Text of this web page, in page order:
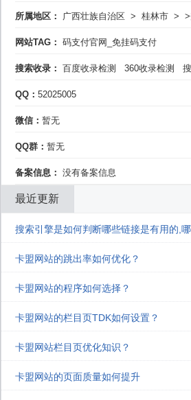
所属地区： 广西壮族自治区 > 桂林市 >
网站TAG： 码支付官网_免挂码支付
搜索收录： 百度收录检测 360收录检测
QQ： 52025005
微信： 暂无
QQ群： 暂无
备案信息： 没有备案信息
最近更新
搜索引擎是如何判断哪些链接是有用的,
卡盟网站的跳出率如何优化？
卡盟网站的程序如何选择？
卡盟网站的栏目页TDK如何设置？
卡盟网站栏目页优化知识？
卡盟网站的页面质量如何提升